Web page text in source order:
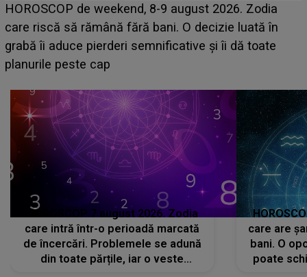
Emanuel a ținut ACEST DETALIU ASCUNS până
acum! În fața Alexandrei, concurentul din Casa Iubirii
face o MĂRTURISIRE NEAȘTEPTATĂ despre mama
sa: "I-am spus și ei în față, eu nu te iubesc pentru
HOROSCOP 7 august 2026. Zodia
care intră într-o perioadă marcată
de încercări. Problemele se adună
din toate părțile, iar o veste
care are
bani. O
poate